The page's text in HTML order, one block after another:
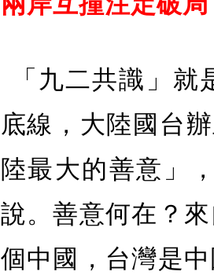
「九二共識」
底線，大陸國台
陸最大的善意」
說。善意何在？
個中國，台灣是